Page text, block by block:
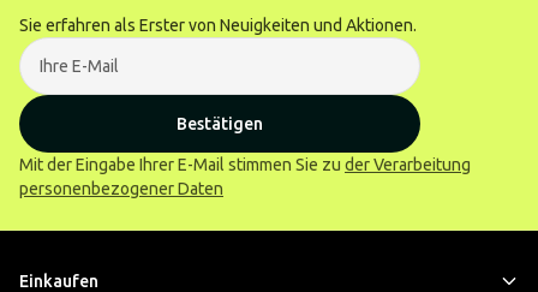
Sie erfahren als Erster von Neuigkeiten und Aktionen.
Bestätigen
Mit der Eingabe Ihrer E-Mail stimmen Sie zu der Verarbeitung
personenbezogener Daten
Einkaufen